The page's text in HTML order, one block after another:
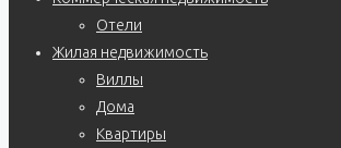
Отели
Жилая недвижимость
Виллы
Дома
Квартиры